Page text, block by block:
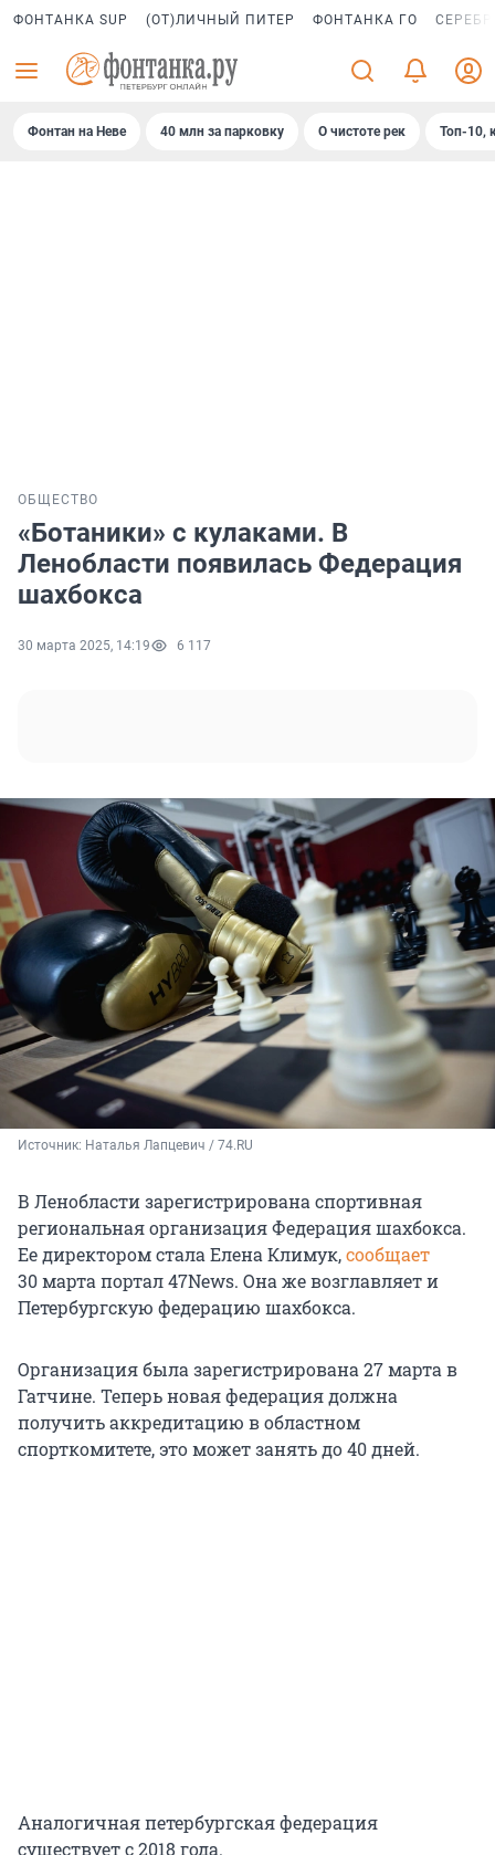
ФОНТАНКА SUP (ОТ)ЛИЧНЫЙ ПИТЕР ФОНТАНКА ГО
Фонтан на Неве 40 млн за парковку О чистоте рек Топ-10,
ОБЩЕСТВО
«Ботаники» с кулаками. В
Ленобласти появилась Федерация
шахбокса
30 марта 2025, 14:19 6 117
Источник: Наталья Лапцевич / 74.RU
В Ленобласти зарегистрирована спортивная
региональная организация Федерация шахбокса.
Ее директором стала Елена Климук,сообщает
30 мартапортал 47News. Она же возглавляет и
Петербургскую федерацию шахбокса.
Организация была зарегистрирована 27 марта в
Гатчине. Теперь новая федерация должна
получить аккредитацию в областном
спорткомитете, это может занять до40 дней.
Аналогичная петербургская федерация
существует с 2018 года.